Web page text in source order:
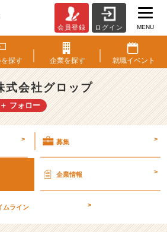
ッ
会員登録 ログイン MENU
探す 企業を探す 就職イベント
式会社グロップ
＋ フォロー
> 募集 >
企業情報 >
ムライン >